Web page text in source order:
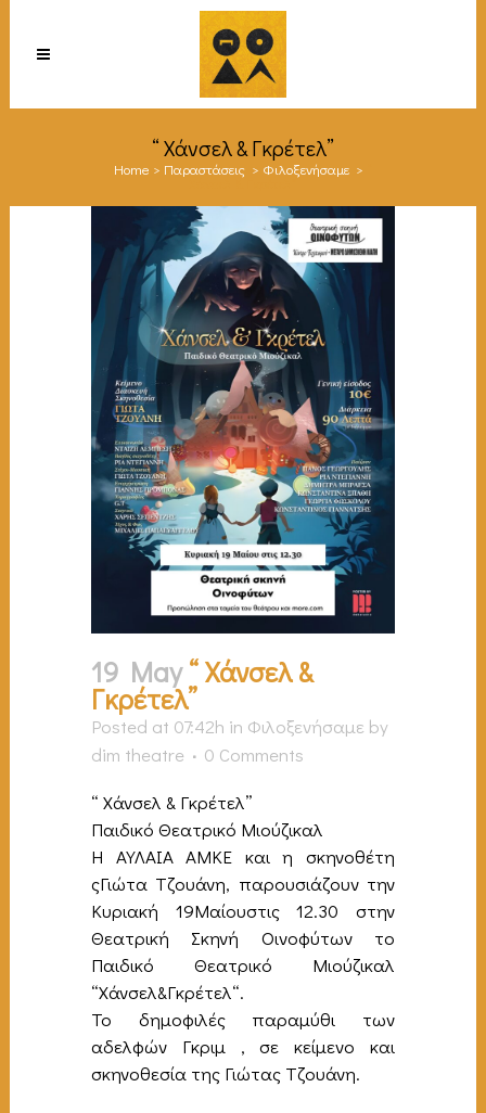
“ Χάνσελ & Γκρέτελ”
Home > Παραστάσεις > Φιλοξενήσαμε >
Χάνσελ & Γκρέτελ”
19 May“ Χάνσελ &
Γκρέτελ”
Posted at 07:42h in Φιλοξενήσαμε by
dim theatre
0 Comments
“ Χάνσελ & Γκρέτελ”
Παιδικό Θεατρικό Μιούζικαλ
Η ΑΥΛΑΙΑ ΑΜΚΕ και η σκηνοθέτη
ςΓιώτα Τζουάνη, παρουσιάζουν την
Κυριακή 19Μαίουστις 12.30 στην
Θεατρική Σκηνή Οινοφύτων το
Παιδικό Θεατρικό Μιούζικαλ
“Χάνσελ&Γκρέτελ“.
Το δημοφιλές παραμύθι των
αδελφών Γκριμ , σε κείμενο και
σκηνοθεσία της Γιώτας Τζουάνη.